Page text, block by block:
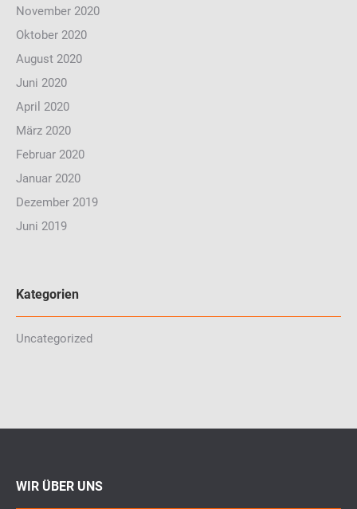
November 2020
Oktober 2020
August 2020
Juni 2020
April 2020
März 2020
Februar 2020
Januar 2020
Dezember 2019
Juni 2019
Kategorien
Uncategorized
WIR ÜBER UNS